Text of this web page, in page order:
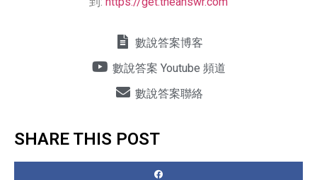
數說答案博客
數說答案 Youtube 頻道
數說答案聯絡
SHARE THIS POST